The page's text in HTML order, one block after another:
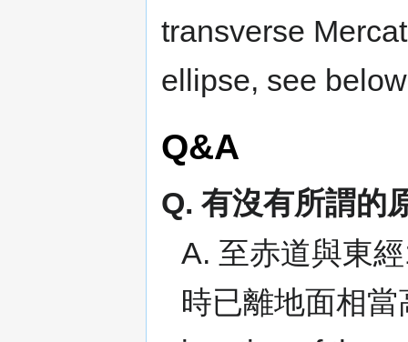
transverse
ellipse, see
Q&A
Q. 有沒有所謂的
A. 至赤道與東
時已離地面相